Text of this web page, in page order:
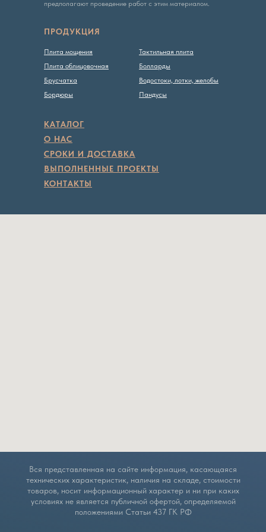
предполагают проведение работ с этим материалом.
Тактильная плита
Болларды
Водостоки, лотки, желобы
Пандусы
КАТАЛОГ
О НАС
СРОКИ И ДОСТАВКА
ВЫПОЛНЕННЫЕ ПРОЕКТЫ
КОНТАКТЫ
ПРОДУКЦИЯ
Плита мощения
Плита облицовочная
Брусчатка
Бордюры
Политика конфиденциальности